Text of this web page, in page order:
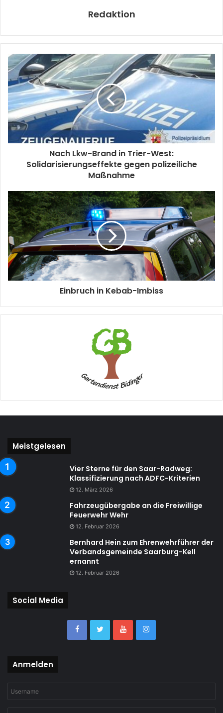
Redaktion
Nach Lkw-Brand in Trier-West:
Solidarisierungseffekte gegen polizeiliche
Maßnahme
Einbruch in Kebab-Imbiss
Meistgelesen
Vier Sterne für den Saar-Radweg:
Klassifizierung nach ADFC-Kriterien
12. März 2026
Fahrzeugübergabe an die Freiwillige
Feuerwehr Wehr
12. Februar 2026
Bernhard Hein zum Ehrenwehrführer der
Verbandsgemeinde Saarburg-Kell
ernannt
12. Februar 2026
Social Media
Anmelden